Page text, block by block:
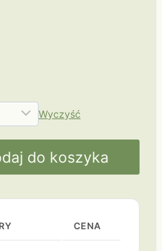
Wyczyść
do koszyka
CENA